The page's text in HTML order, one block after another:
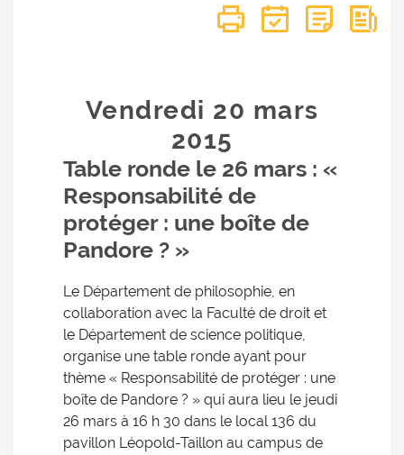
Vendredi 20 mars
2015
Table ronde le 26 mars : «
Responsabilité de
protéger : une boîte de
Pandore ? »
Le Département de philosophie, en
collaboration avec la Faculté de droit et
le Département de science politique,
organise une table ronde ayant pour
thème « Responsabilité de protéger : une
boîte de Pandore ? » qui aura lieu le jeudi
26 mars à 16 h 30 dans le local 136 du
pavillon Léopold-Taillon au campus de